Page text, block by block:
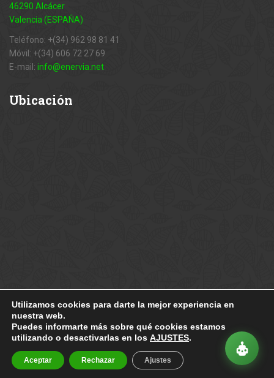
46290 Alcácer
Valencia (ESPAÑA)
Teléfono: +(34) 962 98 81 41
Móvil: +(34) 606 72 27 69
E-mail: info@enervia.net
Ubicación
Copyright 2010 Enervia
Aviso Legal-Política Privacidad-Política Cookies
Diseño por
Enervia
Utilizamos cookies para darte la mejor experiencia en
nuestra web.
Puedes informarte más sobre qué cookies estamos
utilizando o desactivarlas en los AJUSTES.
Aceptar Rechazar Ajustes